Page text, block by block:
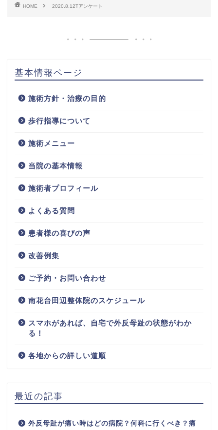
HOME 2020.8.12Tアンケート
基本情報ページ
施術方針・治療の目的
歩行指導について
施術メニュー
当院の基本情報
施術者プロフィール
よくある質問
患者様の喜びの声
改善例集
ご予約・お問い合わせ
南花台田辺整体院のスケジュール
スマホがあれば、自宅で外反母趾の状態がわか
る！
各地からの詳しい道順
最近の記事
外反母趾が痛い時はどの病院？何科に行くべき？痛